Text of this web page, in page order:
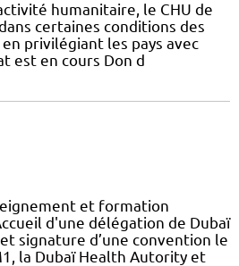
humanitaire, le CHU de
certaines conditions des
privilégiant les pays avec
est en cours Don d
et formation
d'une délégation de Dubaï
signature d’une convention le
la Dubaï Health Autority et